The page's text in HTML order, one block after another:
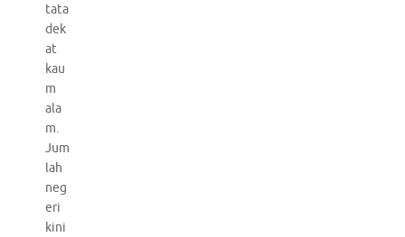
tata
dek
at
kau
m
ala
m.
Jum
lah
neg
eri
kini